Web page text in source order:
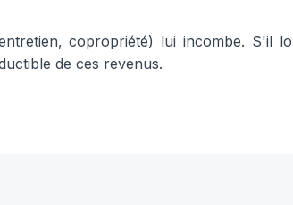
copropriété) lui incombe. S'il
de ces revenus.